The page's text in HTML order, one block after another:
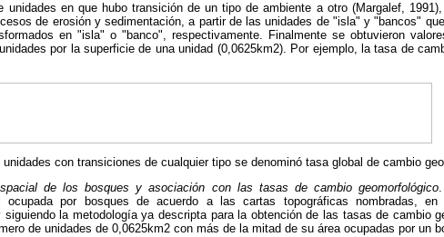
unidades en que hubo transición de un tipo de ambiente a otro (Margalef,
de erosión y sedimentación, a partir de las unidades de "isla" y "bancos"
en "isla" o "banco", respectivamente. Finalmente se obtuvieron
por la superficie de una unidad (0,0625km2). Por ejemplo, la tasa de
con transiciones de cualquier tipo se denominó tasa global de cambio
de los bosques y asociación con las tasas de cambio geomorfológico
ocupada por bosques de acuerdo a las cartas topográficas nombradas,
siguiendo la metodología ya descripta para la obtención de las tasas de cambio
de unidades de 0,0625km2 con más de la mitad de su área ocupadas por un